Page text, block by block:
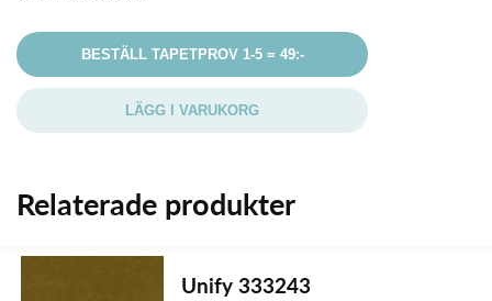
BESTÄLL TAPETPROV 1-5 = 49:-
LÄGG I VARUKORG
Relaterade produkter
Unify 333243